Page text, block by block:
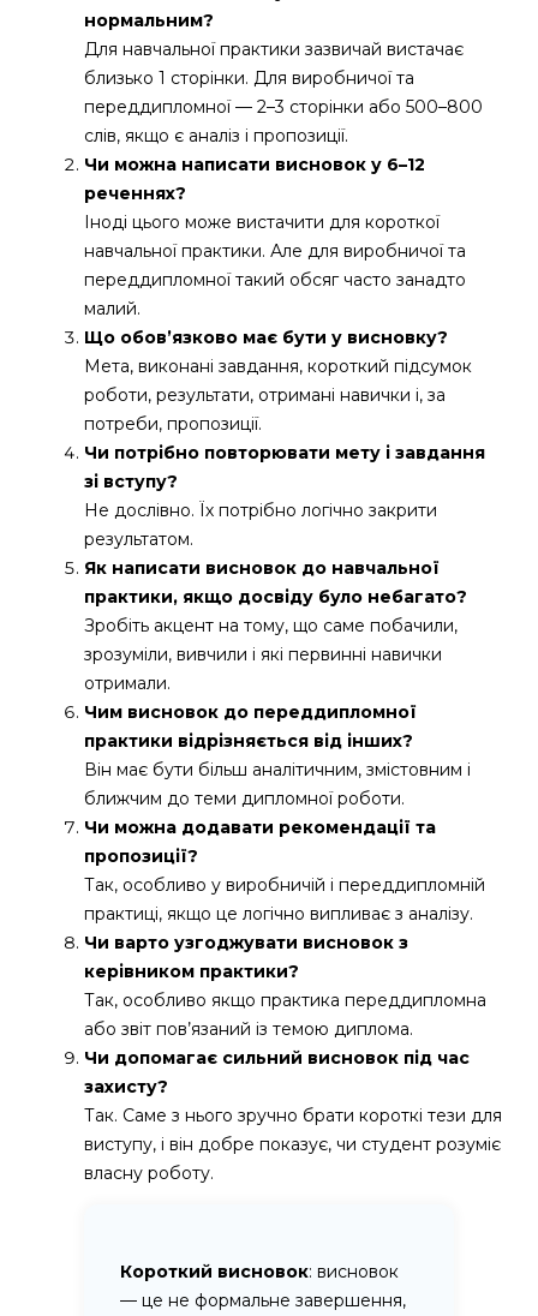
нормальним?
Для навчальної практики зазвичай вистачає
близько 1 сторінки. Для виробничої та
переддипломної — 2–3 сторінки або 500–800
слів, якщо є аналіз і пропозиції.
Чи можна написати висновок у 6–12
реченнях?
Іноді цього може вистачити для короткої
навчальної практики. Але для виробничої та
переддипломної такий обсяг часто занадто
малий.
Що обов’язково має бути у висновку?
Мета, виконані завдання, короткий підсумок
роботи, результати, отримані навички і, за
потреби, пропозиції.
Чи потрібно повторювати мету і завдання
зі вступу?
Не дослівно. Їх потрібно логічно закрити
результатом.
Як написати висновок до навчальної
практики, якщо досвіду було небагато?
Зробіть акцент на тому, що саме побачили,
зрозуміли, вивчили і які первинні навички
отримали.
Чим висновок до переддипломної
практики відрізняється від інших?
Він має бути більш аналітичним, змістовним і
ближчим до теми дипломної роботи.
Чи можна додавати рекомендації та
пропозиції?
Так, особливо у виробничій і переддипломній
практиці, якщо це логічно випливає з аналізу.
Чи варто узгоджувати висновок з
керівником практики?
Так, особливо якщо практика переддипломна
або звіт пов’язаний із темою диплома.
Чи допомагає сильний висновок під час
захисту?
Так. Саме з нього зручно брати короткі тези для
виступу, і він добре показує, чи студент розуміє
власну роботу.
Короткий висновок: висновок
— це не формальне завершення,